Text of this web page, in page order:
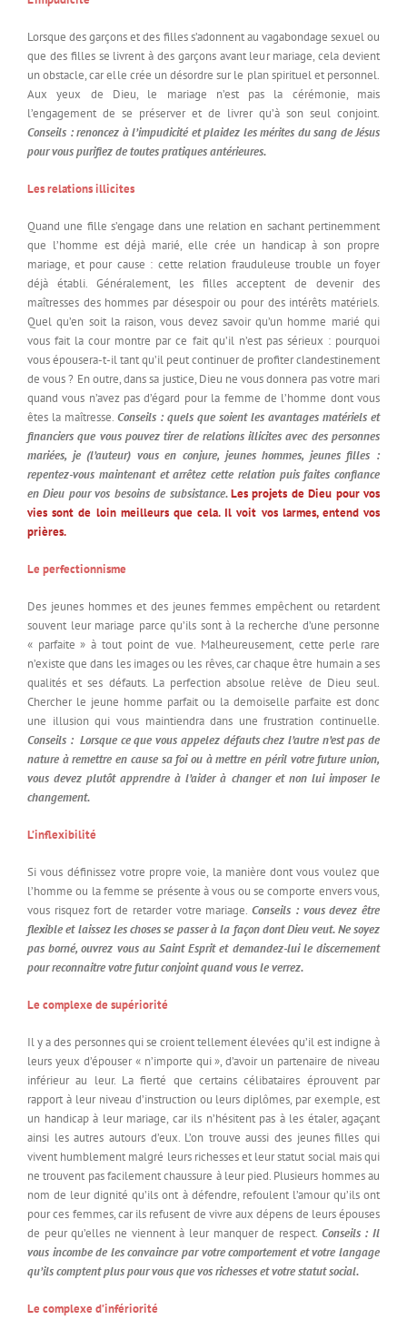
Lorsque des garçons et des filles s’adonnent au vagabondage sexuel ou
que des filles se livrent à des garçons avant leur mariage, cela devient
un obstacle, car elle crée un désordre sur le plan spirituel et personnel.
Aux yeux de Dieu, le mariage n’est pas la cérémonie, mais
l’engagement de se préserver et de livrer qu’à son seul conjoint.
Conseils : renoncez à l’impudicité et plaidez les mérites du sang de Jésus
pour vous purifiez de toutes pratiques antérieures.
Les relations illicites
Quand une fille s’engage dans une relation en sachant pertinemment
que l’homme est déjà marié, elle crée un handicap à son propre
mariage, et pour cause : cette relation frauduleuse trouble un foyer
déjà établi. Généralement, les filles acceptent de devenir des
maîtresses des hommes par désespoir ou pour des intérêts matériels.
Quel qu’en soit la raison, vous devez savoir qu’un homme marié qui
vous fait la cour montre par ce fait qu’il n’est pas sérieux : pourquoi
vous épousera-t-il tant qu’il peut continuer de profiter clandestinement
de vous ? En outre, dans sa justice, Dieu ne vous donnera pas votre mari
quand vous n’avez pas d’égard pour la femme de l’homme dont vous
êtes la maîtresse. Conseils : quels que soient les avantages matériels et
financiers que vous pouvez tirer de relations illicites avec des personnes
mariées, je (l’auteur) vous en conjure, jeunes hommes, jeunes filles :
repentez-vous maintenant et arrêtez cette relation puis faites confiance
en Dieu pour vos besoins de subsistance.Les projets de Dieu pour vos
vies sont de loin meilleurs que cela. Il voit vos larmes, entend vos
prières.
Le perfectionnisme
Des jeunes hommes et des jeunes femmes empêchent ou retardent
souvent leur mariage parce qu’ils sont à la recherche d’une personne
« parfaite » à tout point de vue. Malheureusement, cette perle rare
n’existe que dans les images ou les rêves, car chaque être humain a ses
qualités et ses défauts. La perfection absolue relève de Dieu seul.
Chercher le jeune homme parfait ou la demoiselle parfaite est donc
une illusion qui vous maintiendra dans une frustration continuelle.
Conseils : Lorsque ce que vous appelez défauts chez l’autre n’est pas de
nature à remettre en cause sa foi ou à mettre en péril votre future union,
vous devez plutôt apprendre à l’aider à changer et non lui imposer le
changement.
L’inflexibilité
Si vous définissez votre propre voie, la manière dont vous voulez que
l’homme ou la femme se présente à vous ou se comporte envers vous,
vous risquez fort de retarder votre mariage.Conseils : vous devez être
flexible et laissez les choses se passer à la façon dont Dieu veut. Ne soyez
pas borné, ouvrez vous au Saint Esprit et demandez-lui le discernement
pour reconnaitre votre futur conjoint quand vous le verrez.
Le complexe de supériorité
Il y a des personnes qui se croient tellement élevées qu’il est indigne à
leurs yeux d’épouser « n’importe qui », d’avoir un partenaire de niveau
inférieur au leur. La fierté que certains célibataires éprouvent par
rapport à leur niveau d’instruction ou leurs diplômes, par exemple, est
un handicap à leur mariage, car ils n’hésitent pas à les étaler, agaçant
ainsi les autres autours d’eux. L’on trouve aussi des jeunes filles qui
vivent humblement malgré leurs richesses et leur statut social mais qui
ne trouvent pas facilement chaussure à leur pied. Plusieurs hommes au
nom de leur dignité qu’ils ont à défendre, refoulent l’amour qu’ils ont
pour ces femmes, car ils refusent de vivre aux dépens de leurs épouses
de peur qu’elles ne viennent à leur manquer de respect. Conseils : Il
vous incombe de les convaincre par votre comportement et votre langage
qu’ils comptent plus pour vous que vos richesses et votre statut social.
Le complexe d’infériorité